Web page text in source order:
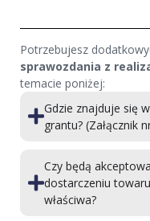
Potrzebujesz
sprawozdania z
temacie poniżej:
Gdzie znajduje się
grantu? (Załącznik
Czy będą
dostarczeniu
właściwa?